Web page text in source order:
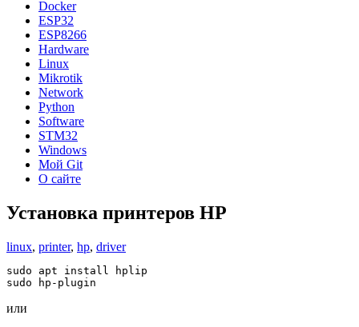
Docker
ESP32
ESP8266
Hardware
Linux
Mikrotik
Network
Python
Software
STM32
Windows
Мой Git
О сайте
Установка принтеров HP
linux, printer, hp, driver
sudo apt install
sudo hp-plugin
или